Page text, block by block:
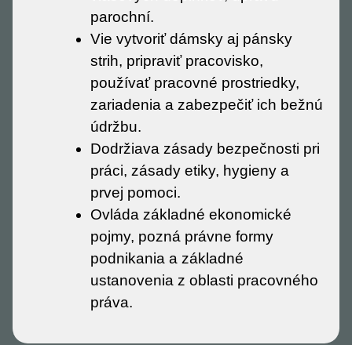
parochní.
Vie vytvoriť dámsky aj pánsky
strih, pripraviť pracovisko,
používať pracovné prostriedky,
zariadenia a zabezpečiť ich bežnú
údržbu.
Dodržiava zásady bezpečnosti pri
práci, zásady etiky, hygieny a
prvej pomoci.
Ovláda základné ekonomické
pojmy, pozná právne formy
podnikania a základné
ustanovenia z oblasti pracovného
práva.